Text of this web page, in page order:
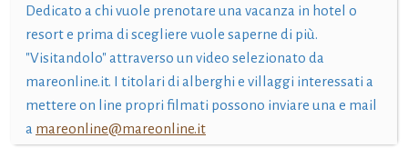
Dedicato a chi vuole prenotare una vacanza in hotel o
resort e prima di scegliere vuole saperne di più.
"Visitandolo" attraverso un video selezionato da
mareonline.it. I titolari di alberghi e villaggi interessati a
mettere on line propri filmati possono inviare una e mail
a mareonline@mareonline.it